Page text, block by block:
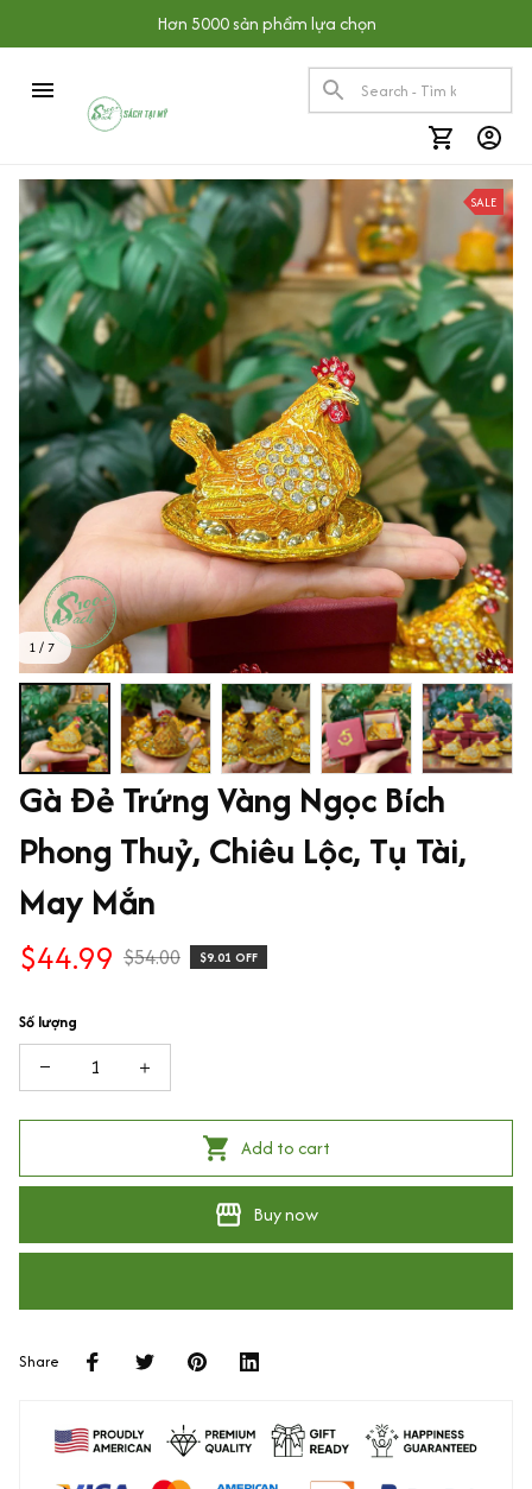
Hơn 5000 sản phẩm lựa chọn
1 / 7
SALE
Gà Đẻ Trứng Vàng Ngọc Bích
Phong Thuỷ, Chiêu Lộc, Tụ Tài,
May Mắn
$44.99 $54.00 $9.01 OFF
Số lượng
Add to cart
Buy now
Share